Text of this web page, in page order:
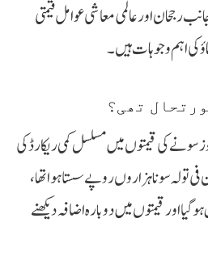
رجحان اور عالمی معاشی عوامل قیمتی
کی اہم وجوہات ہیں۔
تھی؟
سونے کی قیمتوں میں مسلسل کمی ریکارڈ کی
تولہ سونا ہزاروں روپے سستا ہوا تھا،
اور قیمتوں میں دوبارہ اضافہ دیکھنے